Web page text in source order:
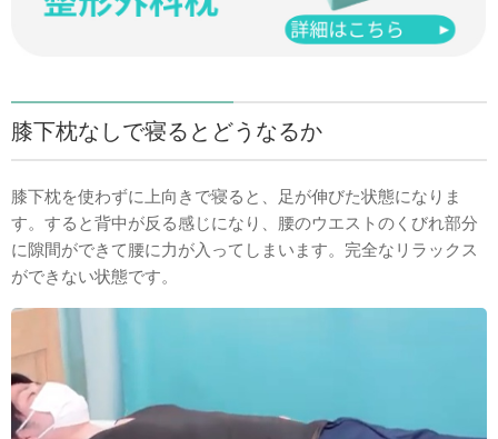
膝下枕なしで寝るとどうなるか
膝下枕を使わずに上向きで寝ると、足が伸びた状態になりま
す。すると背中が反る感じになり、腰のウエストのくびれ部分
に隙間ができて腰に力が入ってしまいます。完全なリラックス
ができない状態です。